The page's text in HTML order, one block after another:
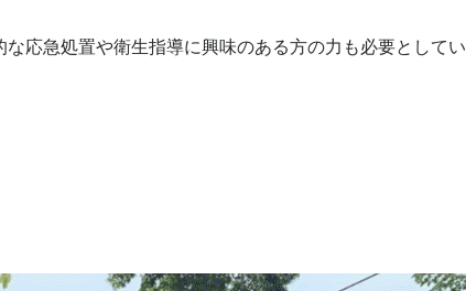
応急処置や衛生指導に興味のある方の力も必要としてい